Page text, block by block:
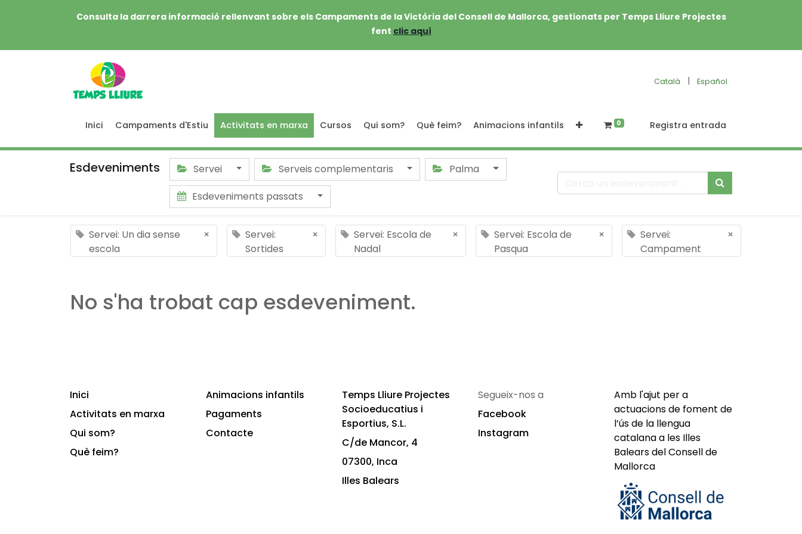
Consulta la darrera informació rellenvant sobre els Campaments de la Victòria del Consell de Mallorca, gestionats per Temps Lliure Projectes
fent clic aquí
Català | Español
Inici Campaments d'Estiu Activitats en marxa Cursos Qui som? Què feim? Animacions infantils 0 Registra entrada
Esdeveniments Servei Serveis complementaris
Palma
Esdeveniments passats
Servei: Un dia sense
escola
×
Servei:
Sortides
×
Servei: Escola de
Nadal
×
Servei: Escola de
Pasqua
×
Servei:
Campament
×
No s'ha trobat cap esdeveniment.
Inici
Activitats en marxa
Qui som?
Què feim?
Animacions infantils
Pagaments
Contacte
Temps Lliure Projectes
Socioeducatius i
Esportius, S.L.
C/de Mancor, 4
07300, Inca
Illes Balears
Segueix-nos a
Facebook
Instagram
Amb l'ajut per a
actuacions de foment de
l’ús de la llengua
catalana a les Illes
Balears del Consell de
Mallorca